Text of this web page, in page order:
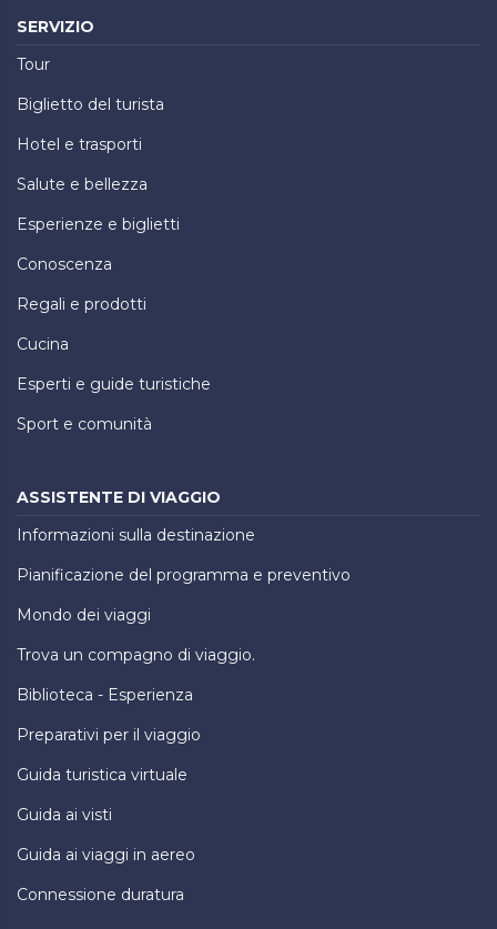
SERVIZIO
Tour
Biglietto del turista
Hotel e trasporti
Salute e bellezza
Esperienze e biglietti
Conoscenza
Regali e prodotti
Cucina
Esperti e guide turistiche
Sport e comunità
ASSISTENTE DI VIAGGIO
Informazioni sulla destinazione
Pianificazione del programma e preventivo
Mondo dei viaggi
Trova un compagno di viaggio.
Biblioteca - Esperienza
Preparativi per il viaggio
Guida turistica virtuale
Guida ai visti
Guida ai viaggi in aereo
Connessione duratura